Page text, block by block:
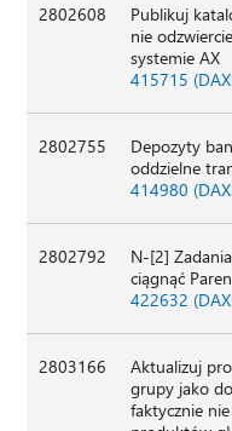
2802608
Publikuj
nie
systemie AX
415715
2802755
Depozyty
oddzielne
414980
2802792
N-[2]
ciągnąć
422632
2803166
Aktualizuj
grupy jako
faktycznie